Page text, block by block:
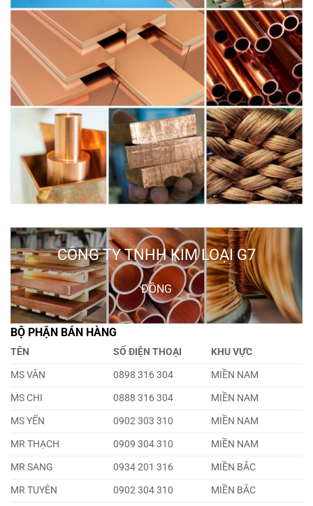
CÔNG TY TNHH KIM LOẠI G7
ĐỒNG
BỘ PHẬN BÁN HÀNG
TÊN SỐ ĐIỆN THOẠI
KHU VỰC
MS VÂN
0898 316 304
MIỀN NAM
MS CHI
0888 316 304
MIỀN NAM
MS YẾN
0902 303 310
MIỀN NAM
MR THẠCH
0909 304 310
MIỀN NAM
MR SANG
0934 201 316
MIỀN BẮC
MR TUYÊN
0902 304 310 MIỀN BẮC